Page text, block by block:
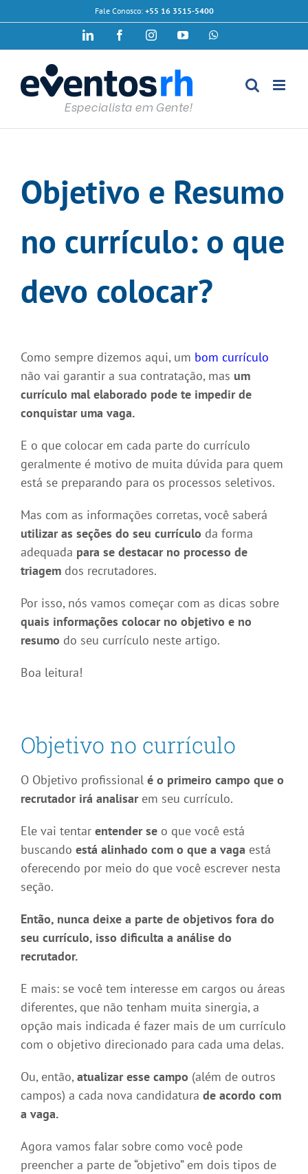
para
o
conteúdo
Fale Conosco: +55 16 3515-5400
LinkedIn FacebookInstagramYouTube
Objetivo e Resumo
no currículo: o que
devo colocar?
Como sempre dizemos aqui, um bom currículo
não vai garantir a sua contratação, mas um
currículo mal elaborado pode te impedir de
conquistar uma vaga.
E o que colocar em cada parte do currículo
geralmente é motivo de muita dúvida para quem
está se preparando para os processos seletivos.
Mas com as informações corretas, você saberá
utilizar as seções do seu currículo da forma
adequada para se destacar no processo de
triagem dos recrutadores.
Por isso, nós vamos começar com as dicas sobre
quais informações colocar no objetivo e no
resumo do seu currículo neste artigo.
Boa leitura!
Objetivo no currículo
O Objetivo profissional é o primeiro campo que o
recrutador irá analisarem seu currículo.
Ele vai tentar entender se o que você está
buscando está alinhado com o que a vaga está
oferecendo por meio do que você escrever nesta
seção.
Então, nunca deixe a parte de objetivos fora do
seu currículo, isso dificulta a análise do
recrutador.
E mais: se você tem interesse em cargos ou áreas
diferentes, que não tenham muita sinergia, a
opção mais indicada é fazer mais de um currículo
com o objetivo direcionado para cada uma delas.
Ou, então, atualizar esse campo (além de outros
campos) a cada nova candidatura de acordo com
a vaga.
Agora vamos falar sobre como você pode
preencher a parte de “objetivo” em dois tipos de